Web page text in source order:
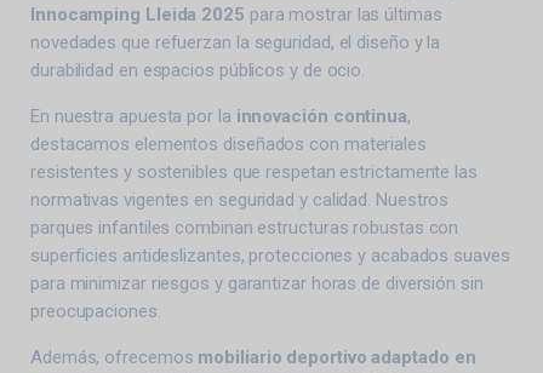
Innocamping Lleida 2025 para mostrar las últimas
novedades que refuerzan la seguridad, el diseño y la
durabilidad en espacios públicos y de ocio.
En nuestra apuesta por la innovación continua,
destacamos elementos diseñados con materiales
resistentes y sostenibles que respetan estrictamente las
normativas vigentes en seguridad y calidad. Nuestros
parques infantiles combinan estructuras robustas con
superficies antideslizantes, protecciones y acabados suaves
para minimizar riesgos y garantizar horas de diversión sin
preocupaciones.
Además, ofrecemos mobiliario deportivo adaptado en